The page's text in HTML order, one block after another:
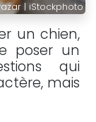
| iStockphoto
un chien,
poser un
qui
mais